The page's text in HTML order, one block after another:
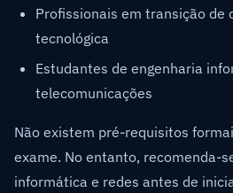
Profissionais em transição de
tecnológica
Estudantes de engenharia
telecomunicações
Não existem pré-requisitos
exame. No entanto, recomenda-
informática e redes antes de